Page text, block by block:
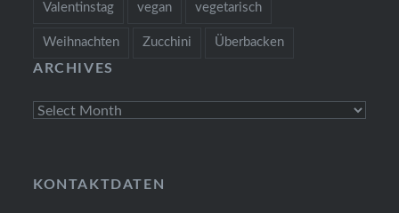
Valentinstag vegan vegetarisch
Weihnachten Zucchini Überbacken
ARCHIVES
Archives
KONTAKTDATEN